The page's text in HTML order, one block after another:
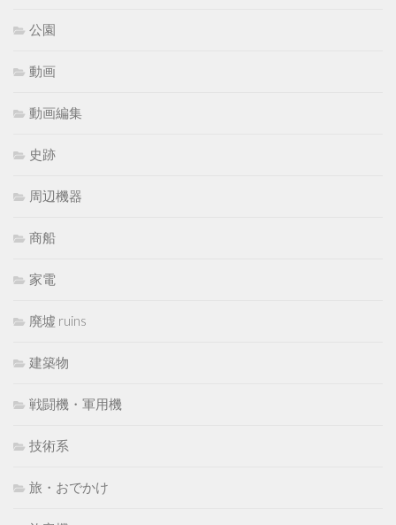
公園
動画
動画編集
史跡
周辺機器
商船
家電
廃墟 ruins
建築物
戦闘機・軍用機
技術系
旅・おでかけ